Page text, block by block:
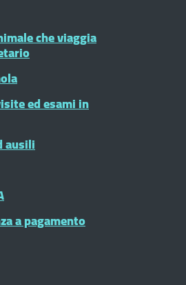
che viaggia
ed esami in
ausili
a pagamento